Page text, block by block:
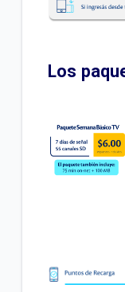
Otras
Los